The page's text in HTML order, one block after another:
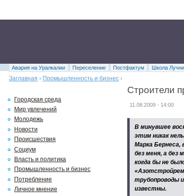
Авария на Уралкалии Переселение Постфактум
Школа
Заглавная › Промышленность и бизнес ›
Строители
11.08.2009 - 14:00
В минувшее
этим никак
Марка Бернеса,
без меня, а без
когда бы не
трубопроводы
известны.
Городская среда
Мир увлечений
Молодежь
Новости
Происшествия
Социум
Власть и политика
Промышленность и бизнес
Потребление
Личное мнение